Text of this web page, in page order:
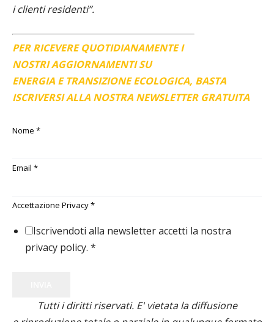
i clienti residenti”.
PER RICEVERE QUOTIDIANAMENTE I
NOSTRI AGGIORNAMENTI SU
ENERGIA E TRANSIZIONE ECOLOGICA, BASTA
ISCRIVERSI ALLA NOSTRA NEWSLETTER GRATUITA
Nome *
Email *
Accettazione Privacy*
Iscrivendoti alla newsletter accetti la nostra
privacy policy. *
Tutti i diritti riservati. E' vietata la diffusione